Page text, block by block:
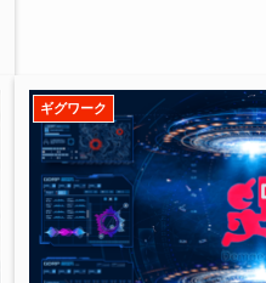
ギグワーク